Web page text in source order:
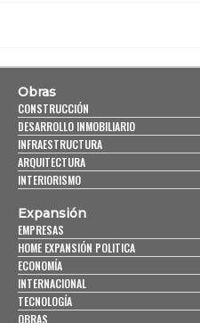
Obras
CONSTRUCCIÓN
DESARROLLO INMOBILIARIO
INFRAESTRUCTURA
ARQUITECTURA
INTERIORISMO
Expansión
EMPRESAS
HOME EXPANSIÓN POLITICA
ECONOMÍA
INTERNACIONAL
TECNOLOGÍA
OBRAS